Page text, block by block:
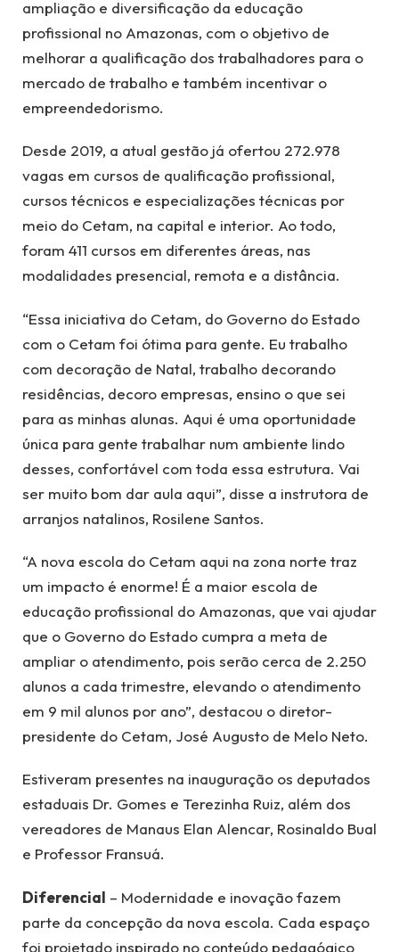
ampliação e diversificação da educação
profissional no Amazonas, com o objetivo de
melhorar a qualificação dos trabalhadores para o
mercado de trabalho e também incentivar o
empreendedorismo.
Desde 2019, a atual gestão já ofertou 272.978
vagas em cursos de qualificação profissional,
cursos técnicos e especializações técnicas por
meio do Cetam, na capital e interior. Ao todo,
foram 411 cursos em diferentes áreas, nas
modalidades presencial, remota e a distância.
“Essa iniciativa do Cetam, do Governo do Estado
com o Cetam foi ótima para gente. Eu trabalho
com decoração de Natal, trabalho decorando
residências, decoro empresas, ensino o que sei
para as minhas alunas. Aqui é uma oportunidade
única para gente trabalhar num ambiente lindo
desses, confortável com toda essa estrutura. Vai
ser muito bom dar aula aqui”, disse a instrutora de
arranjos natalinos, Rosilene Santos.
“A nova escola do Cetam aqui na zona norte traz
um impacto é enorme! É a maior escola de
educação profissional do Amazonas, que vai ajudar
que o Governo do Estado cumpra a meta de
ampliar o atendimento, pois serão cerca de 2.250
alunos a cada trimestre, elevando o atendimento
em 9 mil alunos por ano”, destacou o diretor-
presidente do Cetam, José Augusto de Melo Neto.
Estiveram presentes na inauguração os deputados
estaduais Dr. Gomes e Terezinha Ruiz, além dos
vereadores de Manaus Elan Alencar, Rosinaldo Bual
e Professor Fransuá.
Diferencial – Modernidade e inovação fazem
parte da concepção da nova escola. Cada espaço
foi projetado inspirado no conteúdo pedagógico